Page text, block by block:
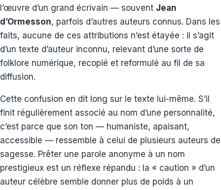
l’œuvre d’un grand écrivain — souvent Jean
d’Ormesson, parfois d’autres auteurs connus. Dans les
faits, aucune de ces attributions n’est étayée : il s’agit
d’un texte d’auteur inconnu, relevant d’une sorte de
folklore numérique, recopié et reformulé au fil de sa
diffusion.
Cette confusion en dit long sur le texte lui-même. S’il
finit régulièrement associé au nom d’une personnalité,
c’est parce que son ton — humaniste, apaisant,
accessible — ressemble à celui de plusieurs auteurs de
sagesse. Prêter une parole anonyme à un nom
prestigieux est un réflexe répandu : la « caution » d’un
auteur célèbre semble donner plus de poids à un